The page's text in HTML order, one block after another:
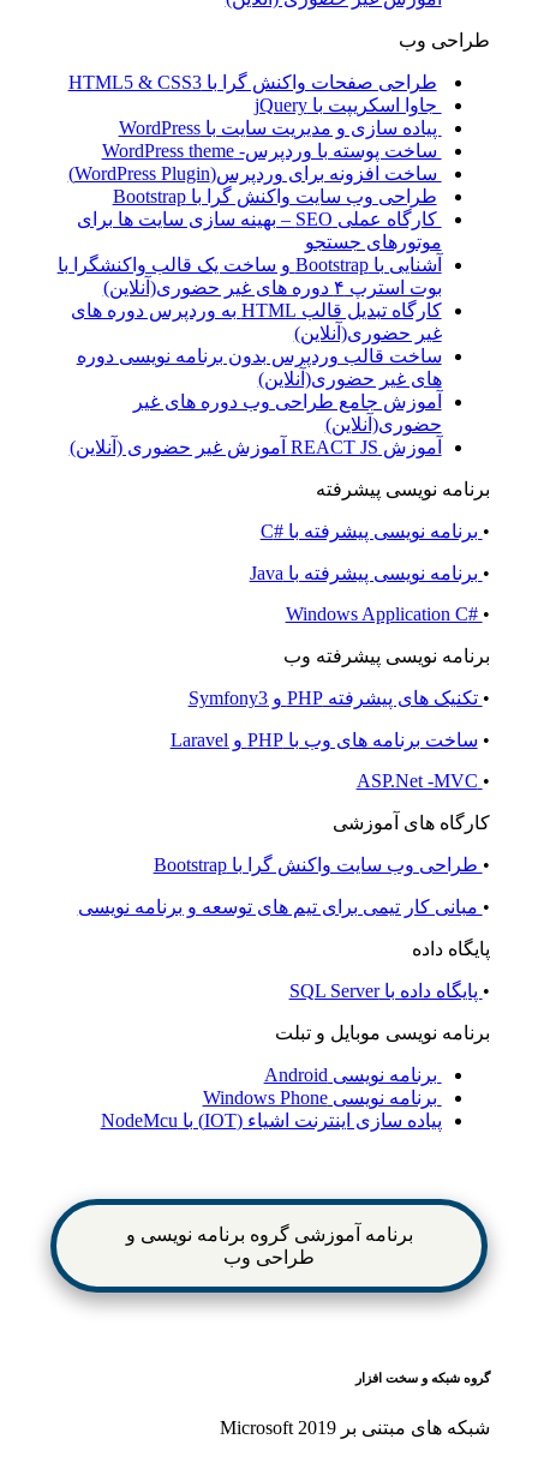
طراحی وب
طراحی صفحات واکنش گرا با HTML5 & CSS3
جاوا اسکریپت با jQuery
پیاده سازی و مدیریت سایت با WordPress
ساخت پوسته با وردپرس- WordPress theme
ساخت افزونه برای وردپرس(WordPress Plugin)
طراحی وب سایت واکنش گرا با Bootstrap
کارگاه عملی SEO – بهینه سازی سایت ها برای
موتورهای جستجو
آشنایی با Bootstrap و ساخت یک قالب واکنشگرا با
بوت استرپ ۴ دوره های غیر حضوری(آنلاین)
کارگاه تبدیل قالب HTML به وردپرس دوره های
غیر حضوری(آنلاین)
ساخت قالب وردپرس بدون برنامه نویسی دوره
های غیر حضوری(آنلاین)
آموزش جامع طراحی وب دوره های غیر
حضوری(آنلاین)
آموزش REACT JS آموزش غیر حضوری (آنلاین)
برنامه نویسی پیشرفته
• برنامه نویسی پیشرفته با #C
• برنامه نویسی پیشرفته با Java
•
#Windows Application C
برنامه نویسی پیشرفته وب
• تکنیک های پیشرفته PHP و Symfony3
• ساخت برنامه های وب با PHP و Laravel
•
کارگاه های آموزشی
• طراحی وب سایت واکنش گرا با Bootstrap
• مبانی کار تیمی برای تیم های توسعه و برنامه نویسی
پایگاه داده
• پایگاه داده با SQL Server
برنامه نویسی موبایل و تبلت
برنامه نویسی Android
برنامه نویسی Windows Phone
پیاده سازی اینترنت اشیاء (IOT) با NodeMcu
برنامه آموزشی گروه برنامه نویسی و
طراحی وب
گروه شبکه و سخت افزار
شبکه های مبتنی بر Microsoft 2019